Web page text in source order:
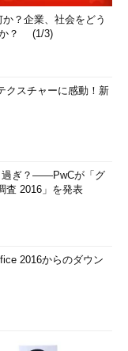
か？企業、社会をどう
か？ (1/3)
クスチャーに感動！新
過ぎ？――PwCが「グ
査 2016」を発表
2016からのダウン